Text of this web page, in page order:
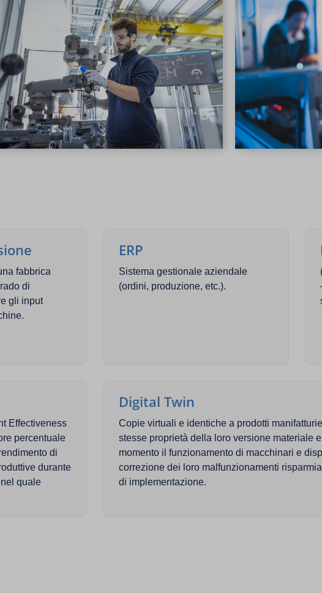
fabbrica
di
gli input
ERP
Sistema gestionale aziendale
(ordini, produzione, etc.).
Effectiveness
percentuale
di
durante
quale
Digital Twin
Copie virtuali e identiche a prodotti
stesse proprietà della loro versione materiale
momento il funzionamento di macchinari e
correzione dei loro malfunzionamenti
di implementazione.